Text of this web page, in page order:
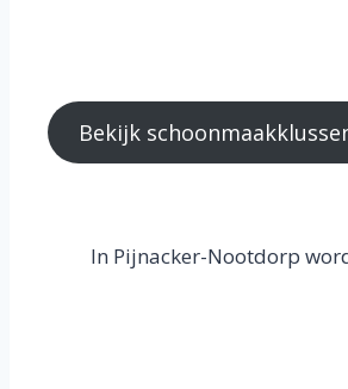
Bekijk
In Pijnacker-Nootdorp